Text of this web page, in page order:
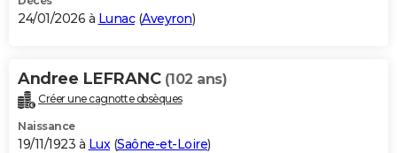
24/01/2026 à Lunac(Aveyron)
Andree LEFRANC (102 ans)
Créer une cagnotte obsèques
Naissance
19/11/1923 à Lux(Saône-et-Loire)